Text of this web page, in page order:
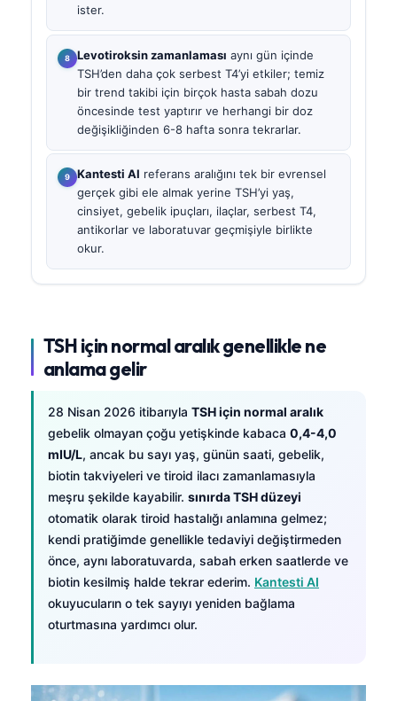
ister.
Levotiroksin zamanlaması aynı gün içinde
TSH’den daha çok serbest T4’yi etkiler; temiz
bir trend takibi için birçok hasta sabah dozu
öncesinde test yaptırır ve herhangi bir doz
değişikliğinden 6-8 hafta sonra tekrarlar.
Kantesti AI referans aralığını tek bir evrensel
gerçek gibi ele almak yerine TSH’yi yaş,
cinsiyet, gebelik ipuçları, ilaçlar, serbest T4,
antikorlar ve laboratuvar geçmişiyle birlikte
okur.
TSH için normal aralık genellikle ne
anlama gelir
28 Nisan 2026 itibarıyla TSH için normal aralık
gebelik olmayan çoğu yetişkinde kabaca 0,4-4,0
mIU/L, ancak bu sayı yaş, günün saati, gebelik,
biotin takviyeleri ve tiroid ilacı zamanlamasıyla
meşru şekilde kayabilir. sınırda TSH düzeyi
otomatik olarak tiroid hastalığı anlamına gelmez;
kendi pratiğimde genellikle tedaviyi değiştirmeden
önce, aynı laboratuvarda, sabah erken saatlerde ve
biotin kesilmiş halde tekrar ederim. Kantesti AI
okuyucuların o tek sayıyı yeniden bağlama
oturtmasına yardımcı olur.